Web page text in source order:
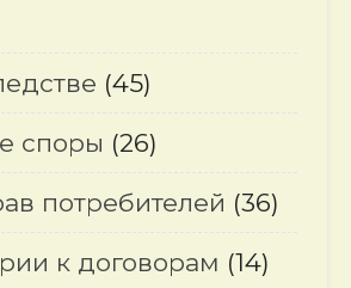
(45)
споры (26)
потребителей (36)
к договорам (14)